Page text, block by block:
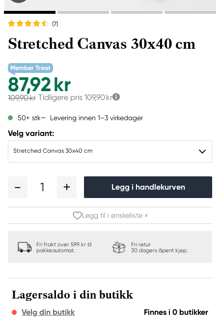
(7)
Stretched Canvas 30x40 cm
Member Treat
87,92 kr
109,90 kr Tidligere pris 109,90 kr
50+ stk Levering innen 1–3 virkedager
Velg variant:
Stretched Canvas 30x40 cm
1 Legg i handlekurven
Legg til i ønskeliste »
Fri frakt over 599 kr til
pakkeautomat.
Fri retur
30 dagers åpent kjøp.
Lagersaldo i din butikk
Velg din butikk Finnes i 0 butikker